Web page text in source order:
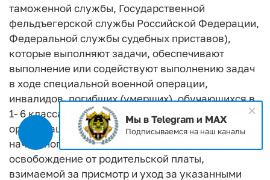
таможенной службы, Государственной
фельдъегерской службы Российской Федерации,
Федеральной службы судебных приставов),
которые выполняют задачи, обеспечивают
выполнение или содействуют выполнению задач
в ходе специальной военной операции,
инвалидов, погибших (умерших), обучающихся в
1- 6 классах в муниципальных образовательных
организациях, реализующих программы
начального и основного общего образования, и
освобождение от родительской платы,
взимаемой за присмотр и уход за указанными
Мы в Telegram и MAX
Подписываемся на наш каналы